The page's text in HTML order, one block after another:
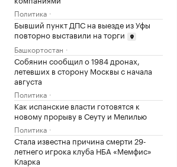
Политика
Бывший пункт ДПС на выезде из Уфы
повторно выставили на торги
Башкортостан
Собянин сообщил о 1984 дронах,
летевших в сторону Москвы с начала
августа
Политика
Как испанские власти готовятся к
новому прорыву в Сеуту и Мелилью
Политика
Стала известна причина смерти 29-
летнего игрока клуба НБА «Мемфис»
Кларка